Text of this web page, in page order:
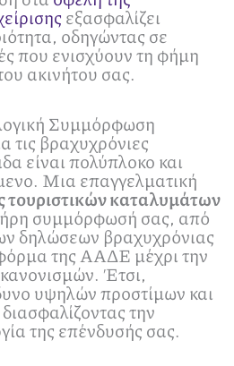
εξασφαλίζει
οδηγώντας σε
που ενισχύουν τη φήμη
ακινήτου σας.
Συμμόρφωση
τις βραχυχρόνιες
είναι πολύπλοκο και
Μια επαγγελματική
τουριστικών καταλυμάτων
συμμόρφωσή σας, από
δηλώσεων βραχυχρόνιας
της ΑΑΔΕ μέχρι την
Έτσι,
υψηλών προστίμων και
την
της επένδυσής σας.